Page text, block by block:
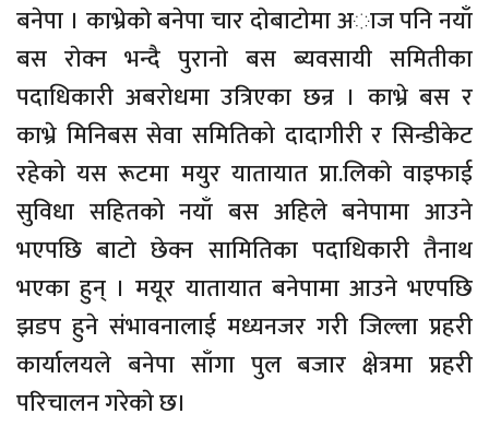
बनेपा । काभ्रेकाे बनेपा चार दाेबाटाेमा अाज पनि नयाँ
बस राेक्न भन्दै पुरानाे बस ब्यवसायी समितीका
पदाधिकारी अबरोधमा उत्रिएका छन्र । काभ्रे बस र
काभ्रे मिनिबस सेवा समितिको दादागीरी र सिन्डीकेट
रहेको यस रूटमा मयुर यातायात प्रा.लिकाे वाइफाई
सुविधा सहितको नयाँ बस अहिले बनेपामा आउने
भएपछि बाटो छेक्न सामितिका पदाधिकारी तैनाथ
भएका हुन् । मयूर यातायात बनेपामा आउने भएपछि
झडप हुने संभावनालाई मध्यनजर गरी जिल्ला प्रहरी
कार्यालयले बनेपा साँगा पुल बजार क्षेत्रमा प्रहरी
परिचालन गरेकाे छ।